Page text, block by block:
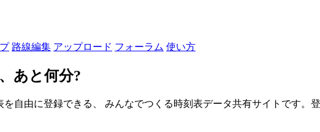
路線編集 アップロード フォーラム 使い方
あと何分?
自由に登録できる、 みんなでつくる時刻表データ共有サイトです。